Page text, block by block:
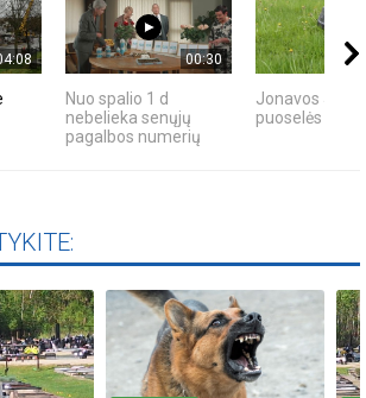
00:30
Nuo spalio 1 d
nebelieka senųjų
pagalbos numerių
Jonavos
puoselės